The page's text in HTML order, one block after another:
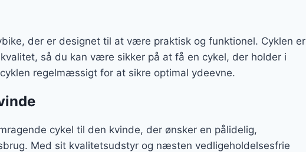
der er designet til at være praktisk og funktionel. Cyklen er
så du kan være sikker på at få en cykel, der holder i
regelmæssigt for at sikre optimal ydeevne.
cykel til den kvinde, der ønsker en pålidelig,
Med sit kvalitetsudstyr og næsten vedligeholdelsesfrie